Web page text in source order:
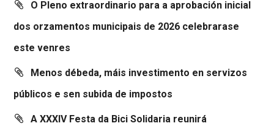
O Pleno extraordinario para a aprobación inicial
dos orzamentos municipais de 2026 celebrarase
este venres
Menos débeda, máis investimento en servizos
públicos e sen subida de impostos
A XXXIV Festa da Bici Solidaria reunirá